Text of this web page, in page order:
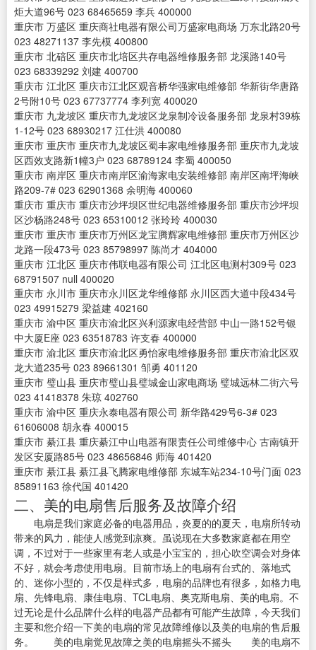
炬大道96号 023 68465659 李兵 400000
重庆市 万盛区 重庆商社电器有限公司万盛家电商场 万东北路20号
023 48271137 李先模 400800
重庆市 北碚区 重庆市北培区共存电器维修服务部 龙溪路140号
023 68339292 刘建 400700
重庆市 江北区 重庆市江北区观音桥华强家电维修部 华新街华唐路
2号附10号 023 67737774 李列宽 400020
重庆市 九龙坡区 重庆市九龙坡区龙泉制冷设备服务部 龙泉村39栋
1-12号 023 68930217 江仕洪 400080
重庆市 重庆市 重庆市九龙坡区蜀丰家电维修服务部 重庆市九龙坡
区西效支路新1幢3户 023 68789124 李蜀 400050
重庆市 南岸区 重庆市南岸区渝海家电安装维修部 南岸区南坪海峡
路209-7# 023 62901368 余明海 400060
重庆市 重庆市 重庆市沙坪坝区世纪电器维修服务部 重庆市沙坪坝
区沙杨路248号 023 65310012 张玲玲 400030
重庆市 重庆市 重庆市万州区龙宝腾辉家电维修部 重庆市万州区沙
龙路一段473号 023 85798997 陈尚才 404000
重庆市 江北区 重庆市伟联电器有限公司 江北区电测村309号 023
68791507 null 400020
重庆市 永川市 重庆市永川区龙华维修部 永川区西大道中段434号
023 49915279 梁益建 402160
重庆市 渝中区 重庆市渝北区兴利源家电经营部 中山一路152号银
中大厦E座 023 63518783 许支春 400000
重庆市 渝北区 重庆市渝北区勇怡家电维修服务部 重庆市渝北区双
龙大道235号 023 89661301 邹勇 401120
重庆市 璧山县 重庆市璧山县璧城金山家电商场 璧城远林二街六号
023 41418378 朱琼 402760
重庆市 渝中区 重庆永泰电器有限公司 新华路429号6-3# 023
61606008 胡永春 400015
重庆市 綦江县 重庆綦江中山电器有限责任公司维修中心 古南镇开
发区安厦路85号 023 48656846 师海 401420
重庆市 綦江县 綦江县飞腾家电维修部 东城车站234-10号门面 023
85891163 徐代国 401420
二、美的电扇售后服务及故障介绍
电扇是我们家庭必备的电器用品，炎夏的的夏天，电扇所转动
带来的风力，能使人感觉到凉爽。虽说现在大多数家庭都在用空
调，不过对于一些家里有老人或是小宝宝的，担心吹空调会对身体
不好，就会考虑使用电扇。目前市场上的电扇有台式的、落地式
的、迷你小型的，不仅是样式多，电扇的品牌也有很多，如格力电
扇、先锋电扇、康佳电扇、TCL电扇、奥克斯电扇、美的电扇。不
过无论是什么品牌什么样的电器产品都有可能产生故障，今天我们
主要和您介绍一下美的电扇的常见故障维修以及美的电扇的售后服
务。 美的电扇觉见故障之美的电扇摇头不摇头 美的电扇不